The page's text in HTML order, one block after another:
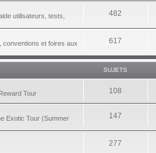
utilisateurs, tests,
482
et foires aux
617
SUJETS
Tour 108
Exotic Tour (Summer
147
277